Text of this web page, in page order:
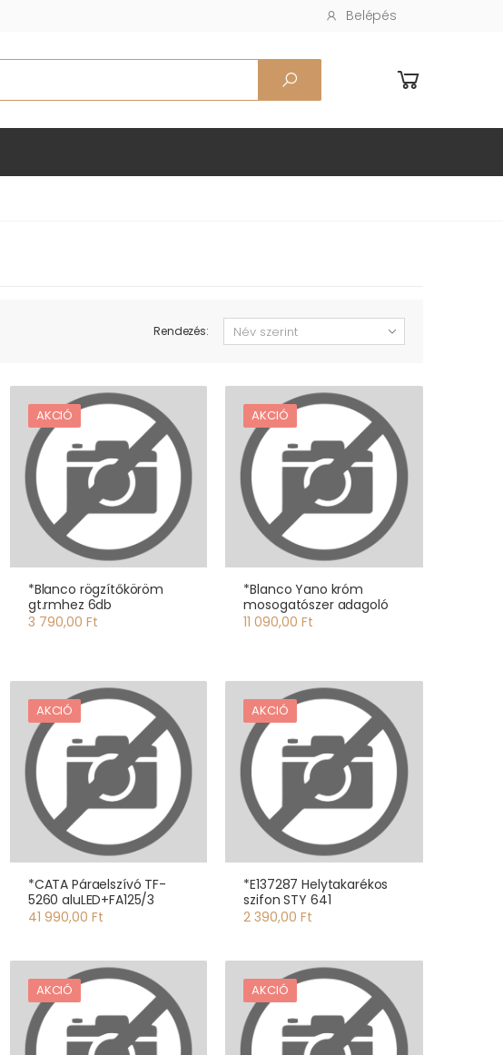
Belépés
Rendezés:
AKCIÓ
*Blanco rögzítőköröm
gt.rmhez 6db
3 790,00 Ft
AKCIÓ
*Blanco Yano króm
mosogatószer adagoló
11 090,00 Ft
AKCIÓ
*CATA Páraelszívó TF-
5260 aluLED+FA125/3
41 990,00 Ft
AKCIÓ
*E137287 Helytakarékos
szifon STY 641
2 390,00 Ft
AKCIÓ AKCIÓ